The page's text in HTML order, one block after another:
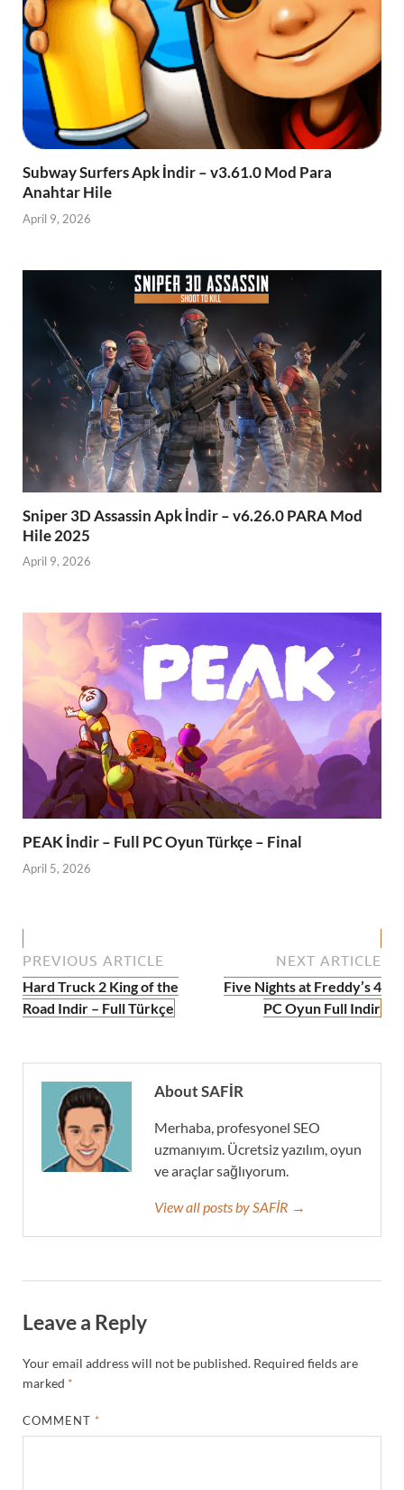
Subway Surfers Apk İndir – v3.61.0 Mod Para
Anahtar Hile
April 9, 2026
Sniper 3D Assassin Apk İndir – v6.26.0 PARA Mod
Hile 2025
April 9, 2026
PEAK İndir – Full PC Oyun Türkçe – Final
April 5, 2026
PREVIOUS ARTICLE
Hard Truck 2 King of the
Road Indir – Full Türkçe
NEXT ARTICLE
Five Nights at Freddy’s 4
PC Oyun Full Indir
About SAFİR
Merhaba, profesyonel SEO
uzmanıyım. Ücretsiz yazılım, oyun
ve araçlar sağlıyorum.
View all posts by SAFİR →
Leave a Reply
Your email address will not be published. Required fields are
marked *
COMMENT *